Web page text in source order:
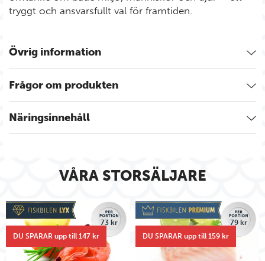
tryggt och ansvarsfullt val för framtiden.
Övrig information
Frågor om produkten
Näringsinnehåll
VÅRA STORSÄLJARE
73 kr
DU SPARAR upp till 147 kr
79 kr
DU SPARAR upp till 159 kr